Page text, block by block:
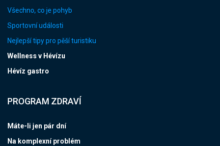
Všechno, co je pohyb
Sportovní události
Nejlepší tipy pro pěší turistiku
Wellness v Hévízu
Hévíz gastro
PROGRAM ZDRAVÍ
Máte-li jen pár dní
Na komplexní problém